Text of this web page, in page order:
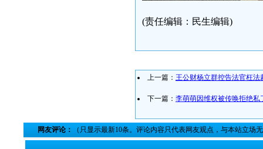
(责任编辑：民生编辑)
上一篇： 王公财杨立群控告法官枉法
下一篇： 李萌萌因维权被传唤拒绝私
网友评论： （只显示最新10条。评论内容只代表网友观点，与本站立场